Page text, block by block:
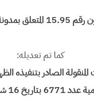
بمدونة التجارة
كما تم تعديله: